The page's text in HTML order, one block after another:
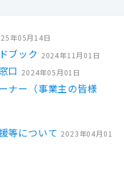
年05月14日
ブック 2024年11月01日
口 2024年05月01日
ナー（事業主の皆様
等について 2023年04月01